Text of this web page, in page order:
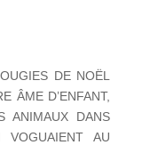
DE NOËL
ÂME D’ENFANT,
ANIMAUX DANS
AU